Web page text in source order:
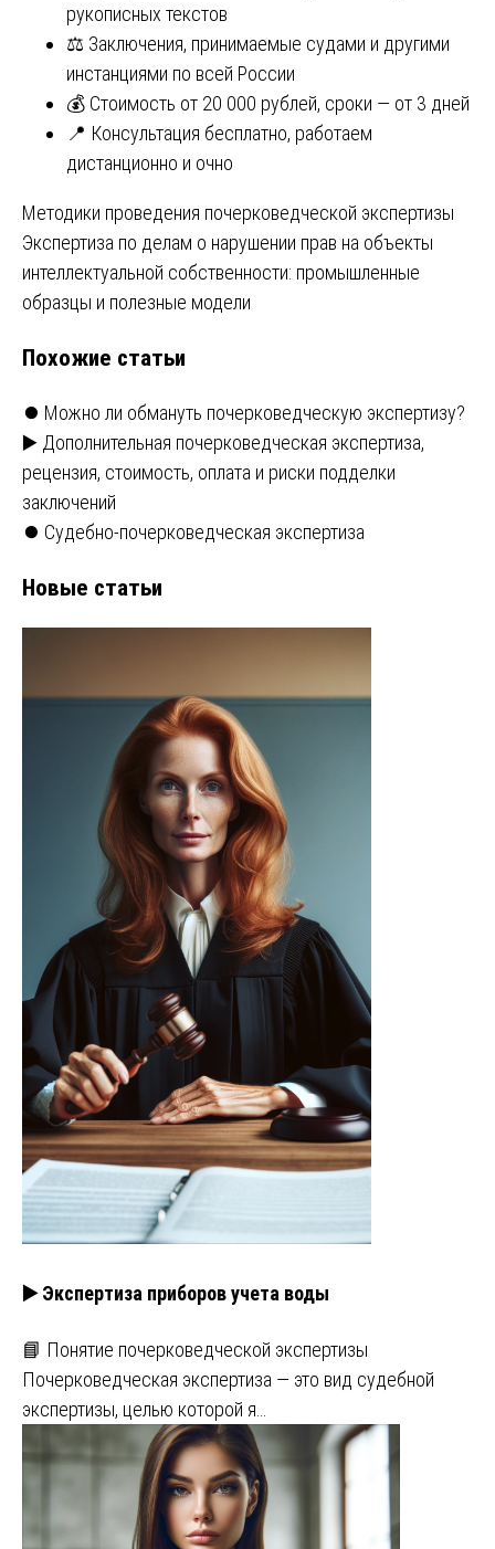
рукописных текстов
⚖️ Заключения, принимаемые судами и другими
инстанциями по всей России
💰 Стоимость от 20 000 рублей, сроки — от 3 дней
📍 Консультация бесплатно, работаем
дистанционно и очно
Навигация
по
записям
Методики проведения почерковедческой экспертизы
Экспертиза по делам о нарушении прав на объекты
интеллектуальной собственности: промышленные
образцы и полезные модели
Похожие статьи
⏺️ Можно ли обмануть почерковедческую экспертизу?
▶️ Дополнительная почерковедческая экспертиза,
рецензия, стоимость, оплата и риски подделки
заключений
⏺️ Судебно-почерковедческая экспертиза
Новые статьи
▶️ Экспертиза приборов учета воды
📘 Понятие почерковедческой экспертизы
Почерковедческая экспертиза — это вид судебной
экспертизы, целью которой я…